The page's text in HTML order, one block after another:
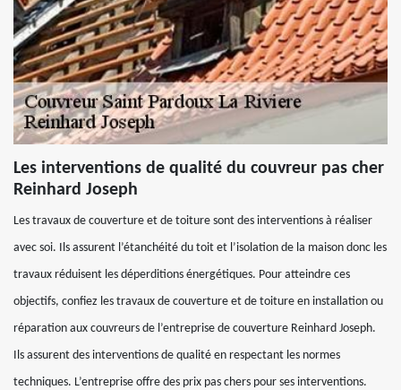
Les interventions de qualité du couvreur pas cher
Reinhard Joseph
Les travaux de couverture et de toiture sont des interventions à réaliser
avec soi. Ils assurent l’étanchéité du toit et l’isolation de la maison donc les
travaux réduisent les déperditions énergétiques. Pour atteindre ces
objectifs, confiez les travaux de couverture et de toiture en installation ou
réparation aux couvreurs de l’entreprise de couverture Reinhard Joseph.
Ils assurent des interventions de qualité en respectant les normes
techniques. L’entreprise offre des prix pas chers pour ses interventions.